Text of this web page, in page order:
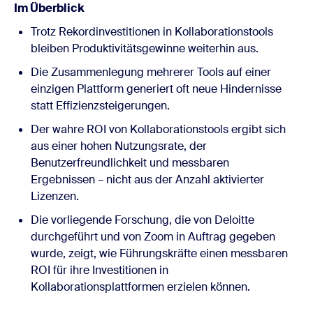
Im Überblick
Trotz Rekordinvestitionen in Kollaborationstools
bleiben Produktivitätsgewinne weiterhin aus.
Die Zusammenlegung mehrerer Tools auf einer
einzigen Plattform generiert oft neue Hindernisse
statt Effizienzsteigerungen.
Der wahre ROI von Kollaborationstools ergibt sich
aus einer hohen Nutzungsrate, der
Benutzerfreundlichkeit und messbaren
Ergebnissen – nicht aus der Anzahl aktivierter
Lizenzen.
Die vorliegende Forschung, die von Deloitte
durchgeführt und von Zoom in Auftrag gegeben
wurde, zeigt, wie Führungskräfte einen messbaren
ROI für ihre Investitionen in
Kollaborationsplattformen erzielen können.